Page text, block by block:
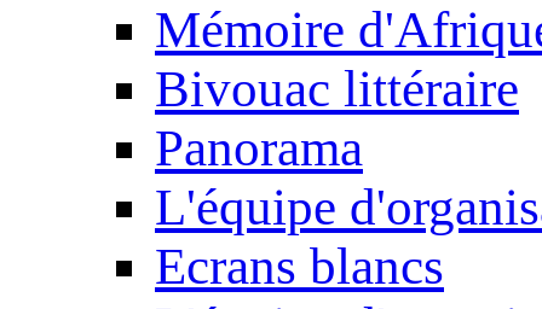
Mémoire
Bivouac littéraire
Panorama
L'équipe
Ecrans blancs